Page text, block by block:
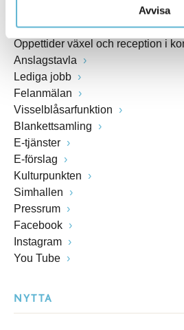
Avvisa
Öppettider växel och reception i
Anslagstavla
Lediga jobb
Felanmälan
Visselblåsarfunktion
Blankettsamling
E-tjänster
E-förslag
Kulturpunkten
Simhallen
Pressrum
Facebook
Instagram
You Tube
NYTTA